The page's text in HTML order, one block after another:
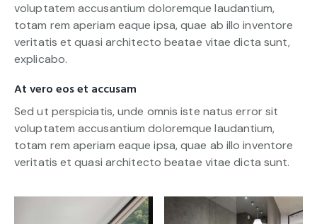
voluptatem accusantium doloremque laudantium,
totam rem aperiam eaque ipsa, quae ab illo inventore
veritatis et quasi architecto beatae vitae dicta sunt,
explicabo.
At vero eos et accusam
Sed ut perspiciatis, unde omnis iste natus error sit
voluptatem accusantium doloremque laudantium,
totam rem aperiam eaque ipsa, quae ab illo inventore
veritatis et quasi architecto beatae vitae dicta sunt.